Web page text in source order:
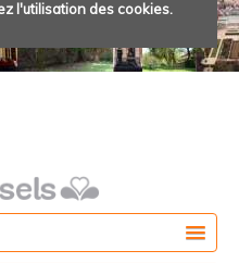
l'utilisation des cookies.